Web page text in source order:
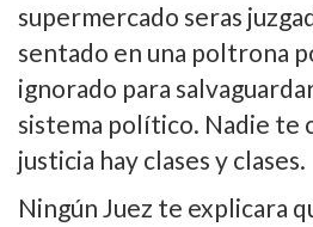
supermercado seras
sentado en una poltrona
ignorado para
sistema polí­tico. Nadie te
justicia hay clases y clases.
Ningún Juez te explicara